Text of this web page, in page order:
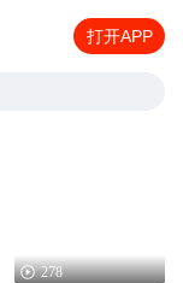
打开APP
278